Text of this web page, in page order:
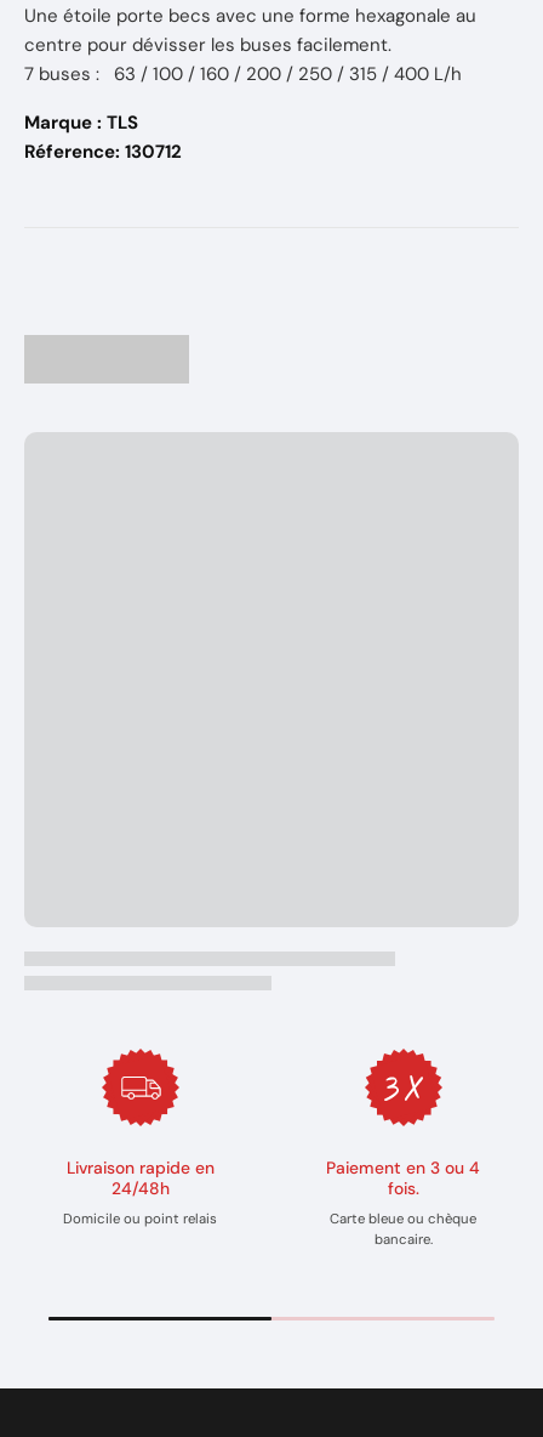
Une étoile porte becs avec une forme hexagonale au
centre pour dévisser les buses facilement.
7 buses : 63 / 100 / 160 / 200 / 250 / 315 / 400 L/h
Marque : TLS
Réference: 130712
Livraison rapide en
24/48h
Domicile ou point relais
Paiement en 3 ou 4
fois.
Carte bleue ou chèque
bancaire.